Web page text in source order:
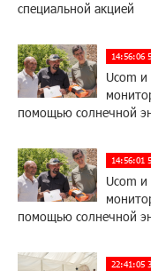
специальной акцией
14:56:06
Ucom и
помощью солнечной
14:56:01
Ucom и
помощью солнечной
22:41:05